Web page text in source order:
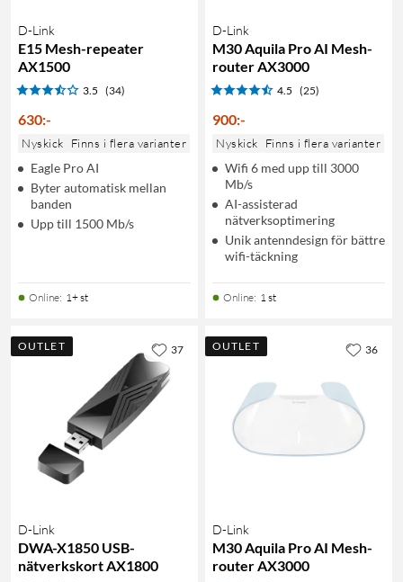
D-Link
E15 Mesh-repeater
AX1500
3.5 (34)
630:-
Nyskick Finns i flera varianter
Eagle Pro AI
Byter automatisk mellan
banden
Upp till 1500 Mb/s
Online: 1+ st
D-Link
M30 Aquila Pro AI Mesh-
router AX3000
4.5 (25)
900:-
Nyskick Finns i flera varianter
Wifi 6 med upp till 3000
Mb/s
AI-assisterad
nätverksoptimering
Unik antenndesign för bättre
wifi-täckning
Online: 1 st
OUTLET
D-Link
DWA-X1850 USB-
nätverkskort AX1800
37 OUTLET
D-Link
M30 Aquila Pro AI Mesh-
router AX3000
36